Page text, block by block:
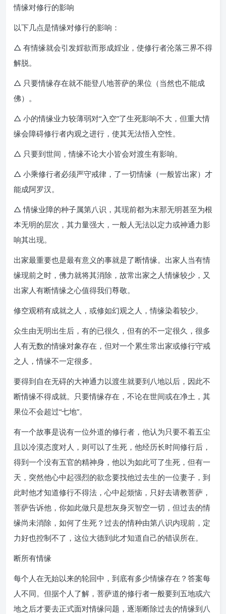
情缘对修行的影响
以下几点是情缘对修行的影响：
△ 有情缘就会引发婬欲而形成婬业，使修行者沦落三界不得
解脱。
△ 只要情缘存在就不能登八地菩萨的果位（当然也不能成
佛）。
△ 小的情缘业力较薄弱对“入空”了生死影响不大，但重大情
缘会障碍修行者内观之进行，使其无法悟入空性。
△ 只要到世间，情缘不论大小皆会对渡生有影响。
△ 小乘修行者必须严守戒律，了一切情缘（一般皆出家）才
能成阿罗汉。
△ 情缘业障的种子属第八识，其现前都为末那无明甚至为根
本无明的层次，其力量强大，一般人无法以定力或神通力影
响其出现。
出家最重要也是最有意义的事就是了断情缘。出家人当有情
缘现前之时，佛力就将其消除，故常出家之人情缘较少，又
出家人有断情缘之心值得我们尊敬。
修空观稍有成就之人，或修如幻观之人，情缘染着较少。
众生由无明出生后，有的已很久，但有的不一定很久，很多
人有无数的情缘对象存在，但对一个累生常出家或修行守戒
之人，情缘不一定很多。
要得到自在无碍的大神通力以渡生就要到八地以后，因此不
断情缘不得成就。只要情缘存在，不论在世间或在净土，其
果位不会超过“七地”。
有一个故事是说有一位外道的修行者，他认为只要不着五尘
且以冷漠态度对人，则可以了生死，他经历长时间修行后，
得到一个没有五官的精神身，他以为如此可了生死，但有一
天，突然他心中起强烈的欲念要找他过去生的一位妻子，到
此时他才知道修行不得法，心中起烦恼，只好去请教菩萨，
菩萨告诉他，你如此做只是想灰身灭智空一切，但过去的情
缘尚未消除，如何了生死？过去的情种由第八识内现前，定
力好也控制不了，这位大德到此才知道自己的错误所在。
断所有情缘
每个人在无始以来的轮回中，到底有多少情缘存在？答案每
人不同。但据个人了解，菩萨道的修行者一般要到五地或六
地之后才要去正式面对情缘问题，逐渐断除过去的情缘到八